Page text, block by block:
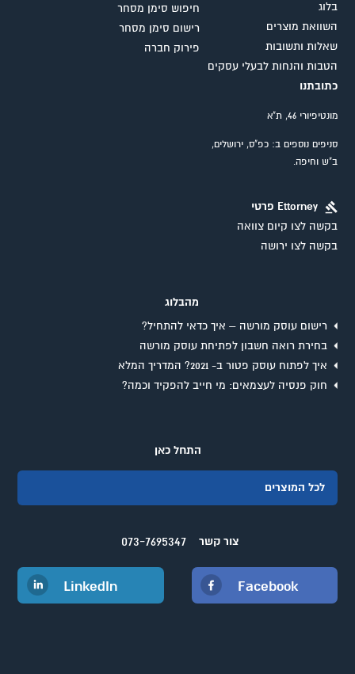
בלוג
השוואת מוצרים
שאלות ותשובות
הטבות והנחות לבעלי עסקים
כתובתנו
מונטיפיורי 46, ת"א
סניפים נוספים ב: כפ"ס, ירושלים,
ב"ש וחיפה.
חיפוש סימן מסחר
רישום סימן מסחר
פירוק חברה
Ettorney פרטי
בקשה לצו קיום צוואה
בקשה לצו ירושה
מהבלוג
רישום עוסק מורשה – איך כדאי להתחיל?
בחירת רואה חשבון לפתיחת עוסק מורשה
איך לפתוח עוסק פטור ב- 2021? המדריך המלא
חוק פנסיה לעצמאים: מי חייב להפקיד וכמה?
התחל כאן
לכל המוצרים
צור קשר 073-7695347
Facebook
LinkedIn